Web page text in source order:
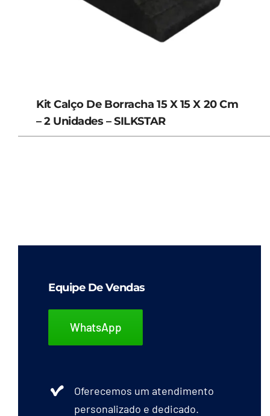
Kit Calço De Borracha 15 X 15 X 20 Cm
– 2 Unidades – SILKSTAR
Equipe De Vendas
WhatsApp
Oferecemos um atendimento
personalizado e dedicado.